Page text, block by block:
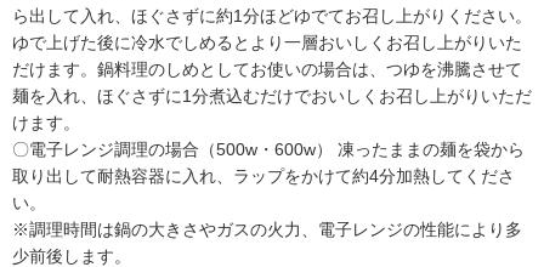
ら出して入れ、ほぐさずに約1分ほどゆでてお召し上がりください。
ゆで上げた後に冷水でしめるとより一層おいしくお召し上がりいた
だけます。鍋料理のしめとしてお使いの場合は、つゆを沸騰させて
麺を入れ、ほぐさずに1分煮込むだけでおいしくお召し上がりいただ
けます。
〇電子レンジ調理の場合（500w・600w） 凍ったままの麺を袋から
取り出して耐熱容器に入れ、ラップをかけて約4分加熱してくださ
い。
※調理時間は鍋の大きさやガスの火力、電子レンジの性能により多
少前後します。